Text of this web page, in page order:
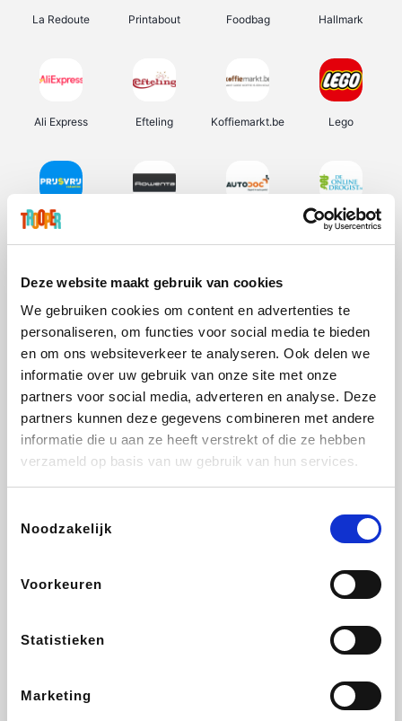
Deze website maakt gebruik van cookies
We gebruiken cookies om content en advertenties te
personaliseren, om functies voor social media te bieden
en om ons websiteverkeer te analyseren. Ook delen we
informatie over uw gebruik van onze site met onze
partners voor social media, adverteren en analyse. Deze
partners kunnen deze gegevens combineren met andere
informatie die u aan ze heeft verstrekt of die ze hebben
verzameld op basis van uw gebruik van hun services.
Noodzakelijk
Voorkeuren
Statistieken
Marketing
La Redoute Printabout Foodbag Hallmark
Ali Express Efteling Koffiemarkt.be Lego
Prijsvrij De Online Drogist
Vidaxl Plopsa Lampenlicht.be Adidas
All Accor
DectDirect ZEB
SupraBazar